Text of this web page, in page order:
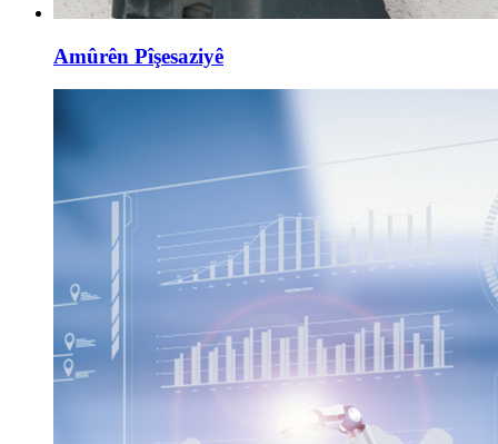
Amûrên Pîşesaziyê